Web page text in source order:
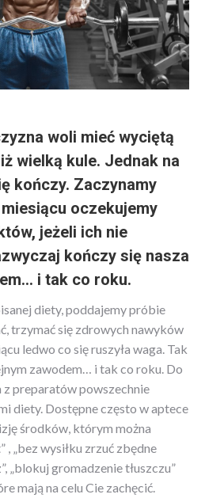
woli mieć wyciętą
wielką kule. Jednak na
kończy. Zaczynamy
oczekujemy
jeżeli ich nie
kończy się nasza
i tak co roku.
diety, poddajemy próbie
trzymać się zdrowych nawyków
ledwo co się ruszyła waga. Tak
zawodem… i tak co roku. Do
preparatów powszechnie
diety. Dostępne często w aptece
środków, którym można
, „bez wysiłku zrzuć zbędne
„blokuj gromadzenie tłuszczu”
mają na celu Cie zachęcić.